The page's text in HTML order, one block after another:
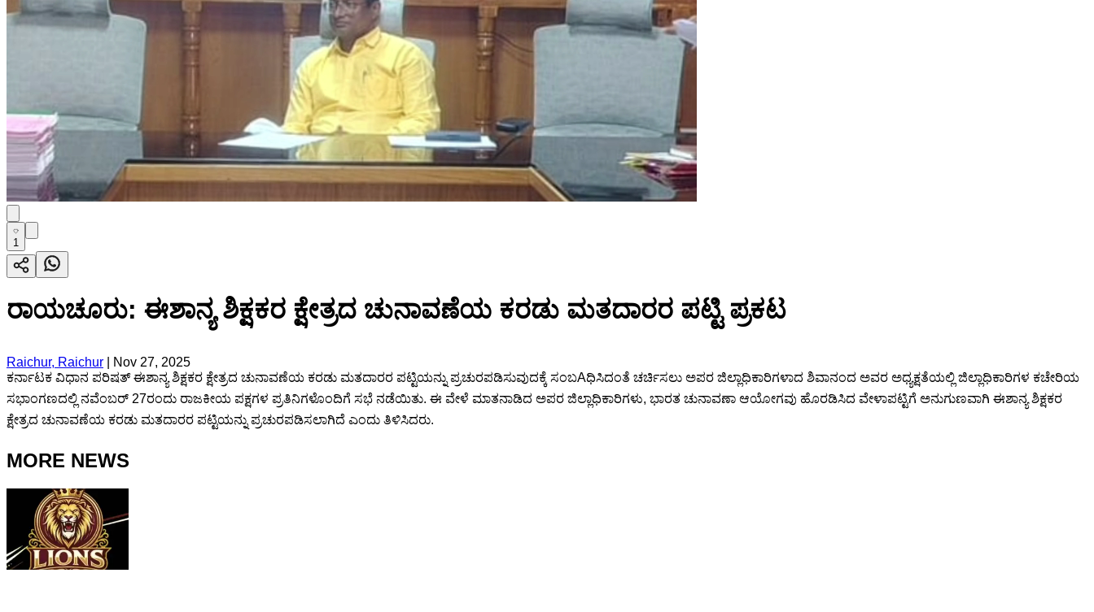
1
ರಾಯಚೂರು: ಈಶಾನ್ಯ ಶಿಕ್ಷಕರ ಕ್ಷೇತ್ರದ ಚುನಾವಣೆಯ ಕರಡು ಮತದಾರರ ಪಟ್ಟಿ ಪ್ರಕಟ
Raichur, Raichur
Nov 27, 2025
ಕರ್ನಾಟಕ ವಿಧಾನ ಪರಿಷತ್ ಈಶಾನ್ಯ ಶಿಕ್ಷಕರ ಕ್ಷೇತ್ರದ ಚುನಾವಣೆಯ ಕರಡು ಮತದಾರರ ಪಟ್ಟಿಯನ್ನು ಪ್ರಚುರಪಡಿಸುವುದಕ್ಕೆ ಸಂಬAಧಿಸಿದಂತೆ ಚರ್ಚಿಸಲು ಅಪರ ಜಿಲ್ಲಾಧಿಕಾರಿಗಳಾದ ಶಿವಾನಂದ ಅವರ ಅಧ್ಯಕ್ಷತೆಯಲ್ಲಿ ಜಿಲ್ಲಾಧಿಕಾರಿಗಳ ಕಚೇರಿಯ
ಸಭಾಂಗಣದಲ್ಲಿ ನವೆಂಬರ್ 27ರಂದು ರಾಜಕೀಯ ಪಕ್ಷಗಳ ಪ್ರತಿನಿಗಳೊಂದಿಗೆ ಸಭೆ ನಡೆಯಿತು. ಈ ವೇಳೆ ಮಾತನಾಡಿದ ಅಪರ ಜಿಲ್ಲಾಧಿಕಾರಿಗಳು, ಭಾರತ ಚುನಾವಣಾ ಆಯೋಗವು ಹೊರಡಿಸಿದ ವೇಳಾಪಟ್ಟಿಗೆ ಅನುಗುಣವಾಗಿ ಈಶಾನ್ಯ ಶಿಕ್ಷಕರ
ಕ್ಷೇತ್ರದ ಚುನಾವಣೆಯ ಕರಡು ಮತದಾರರ ಪಟ್ಟಿಯನ್ನು ಪ್ರಚುರಪಡಿಸಲಾಗಿದೆ ಎಂದು ತಿಳಿಸಿದರು.
MORE NEWS